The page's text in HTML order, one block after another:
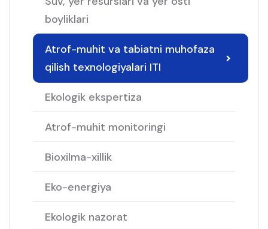
boyliklari
Atrof-muhit va tabiatni muhofaza
qilish texnologiyalari ITI
Ekologik ekspertiza
Atrof-muhit monitoringi
Bioxilma-xillik
Eko-energiya
Ekologik nazorat